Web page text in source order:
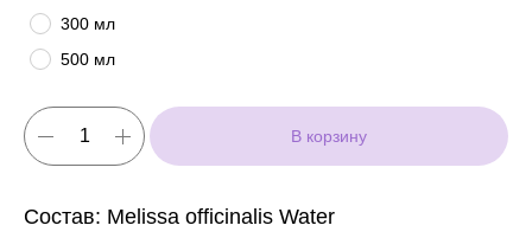
300 мл
500 мл
В корзину
Состав: Melissa officinalis Water